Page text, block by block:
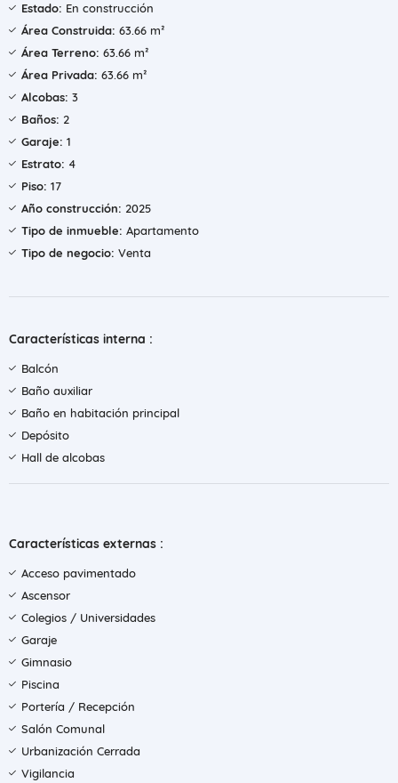
Estado: En construcción
Área Construida: 63.66 m²
Área Terreno: 63.66 m²
Área Privada: 63.66 m²
Alcobas: 3
Baños: 2
Garaje: 1
Estrato: 4
Piso: 17
Año construcción: 2025
Tipo de inmueble: Apartamento
Tipo de negocio: Venta
Características interna :
Balcón
Baño auxiliar
Baño en habitación principal
Depósito
Hall de alcobas
Características externas :
Acceso pavimentado
Ascensor
Colegios / Universidades
Garaje
Gimnasio
Piscina
Portería / Recepción
Salón Comunal
Urbanización Cerrada
Vigilancia